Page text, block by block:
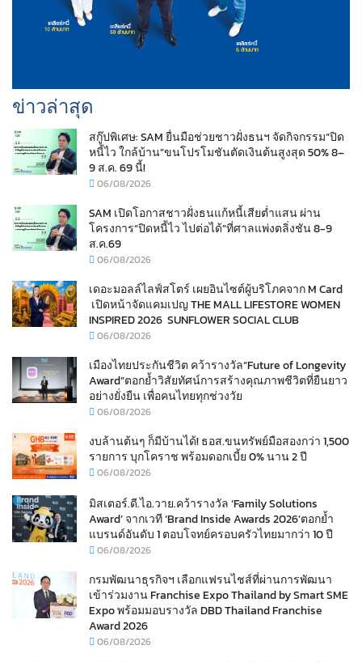
ข่าวล่าสุด
สกู๊ปพิเศษ: SAM ยื่นมือช่วยชาวฝั่งธนฯ จัดกิจกรรม“ปิด
หนี้ไว ใกล้บ้าน”ขนโปรโมชันตัดเงินต้นสูงสุด 50% 8–
9 ส.ค. 69 นี้!
06/08/2026
SAM เปิดโอกาสชาวฝั่งธนแก้หนี้เสียต่ำแสน ผ่าน
โครงการ“ปิดหนี้ไว ไปต่อได้”ที่ศาลแพ่งตลิ่งชัน 8-9
ส.ค.69
06/08/2026
เดอะมอลล์ไลฟ์สโตร์ เผยอินไซต์ผู้บริโภคจาก M Card
เปิดหน้าจัดแคมเปญ THE MALL LIFESTORE WOMEN
INSPIRED 2026 SUNFLOWER SOCIAL CLUB
06/08/2026
เมืองไทยประกันชีวิต คว้ารางวัล“Future of Longevity
Award”ตอกย้ำวิสัยทัศน์การสร้างคุณภาพชีวิตที่ยืนยาว
อย่างยั่งยืน เพื่อคนไทยทุกช่วงวัย
06/08/2026
งบล้านต้นๆ ก็มีบ้านได้! ธอส.ขนทรัพย์มือสองกว่า 1,500
รายการ บุกโคราช พร้อมดอกเบี้ย 0% นาน 2 ปี
06/08/2026
มิสเตอร์.ดี.ไอ.วาย.คว้ารางวัล ‘Family Solutions
Award’ จากเวที ‘Brand Inside Awards 2026’ตอกย้ำ
แบรนด์อันดับ 1 ตอบโจทย์ครอบครัวไทยมากว่า 10 ปี
06/08/2026
กรมพัฒนาธุรกิจฯ เลือกแฟรนไชส์ที่ผ่านการพัฒนา
เข้าร่วมงาน Franchise Expo Thailand by Smart SME
Expo พร้อมมอบรางวัล DBD Thailand Franchise
Award 2026
06/08/2026